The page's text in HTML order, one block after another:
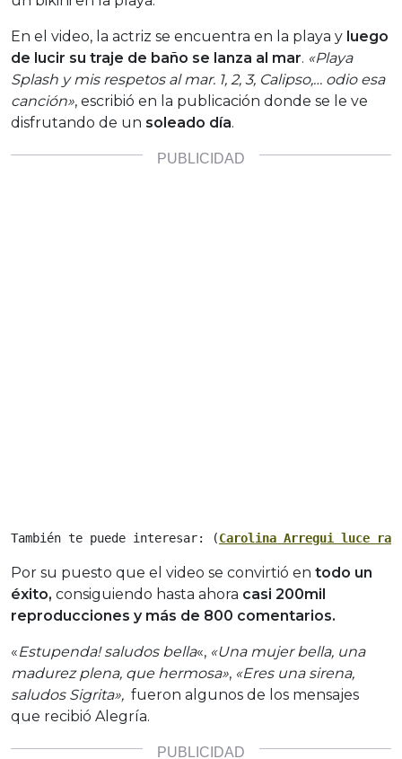
En el video, la actriz se encuentra en la playa y luego
de lucir su traje de baño se lanza al mar. «Playa
Splash y mis respetos al mar. 1, 2, 3, Calipso,… odio esa
canción», escribió en la publicación donde se le ve
disfrutando de un soleado día.
También te puede interesar: (Carolina Arregui luce
Por su puesto que el video se convirtió en todo un
éxito, consiguiendo hasta ahora casi 200mil
reproducciones y más de 800 comentarios.
«Estupenda! saludos bella«, «Una mujer bella, una
madurez plena, que hermosa», «Eres una sirena,
saludos Sigrita», fueron algunos de los mensajes
que recibió Alegría.